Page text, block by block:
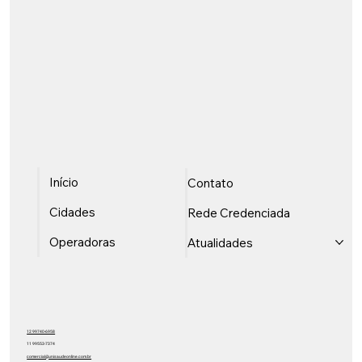
Início
Cidades
Operadoras
Contato
Rede Credenciada
Atualidades
12 99740-6958
11 99553-7374
comercial@unisaudeonline.com.br